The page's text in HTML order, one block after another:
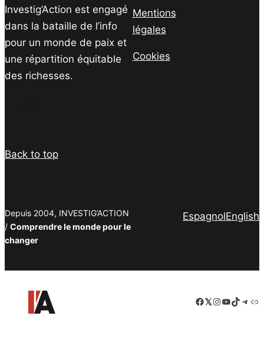
Investig’Action est engagé
dans la bataille de l’info
pour un monde de paix et
une répartition équitable
des richesses.
Mentions
légales
Cookies
Back to top
Depuis 2004, INVESTIG’ACTION
/ Comprendre le monde pour le
changer
EspagnolEnglish
Facebook
LinkedIn
Instagram
YouTube
TikTok